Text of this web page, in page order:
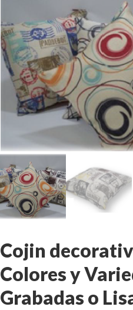
Cojin
Colores y
Grabadas o